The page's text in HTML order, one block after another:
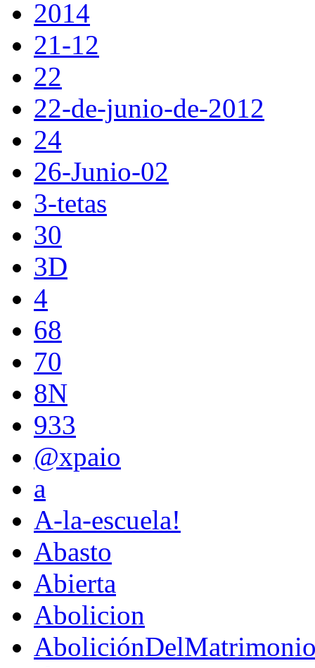
2014
21-12
22
22-de-junio-de-2012
24
26-Junio-02
3-tetas
30
3D
4
68
70
8N
933
@xpaio
a
A-la-escuela!
Abasto
Abierta
Abolicion